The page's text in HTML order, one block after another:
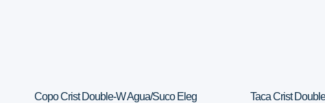
Copo Crist Double-W Agua/Suco Eleg Taca Crist